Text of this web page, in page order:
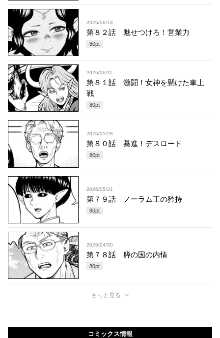
2026/06/18
第８２話 魅せつけろ！営業力
80pt
2026/06/11
第８１話 激闘！女神を懸けた車上
戦
80pt
2026/05/28
第８０話 驀進！デスロード
80pt
2026/05/21
第７９話 ノーラム王の矜持
80pt
2026/04/30
第７８話 膵の国の内情
80pt
もっと見る
コミックス情報